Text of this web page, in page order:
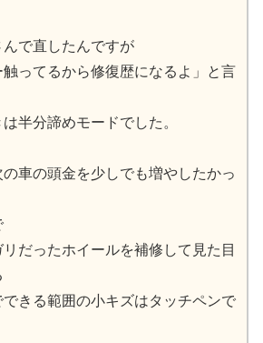
んで直したんですが
触ってるから修復歴になるよ」と言
半分諦めモードでした。
の車の頭金を少しでも増やしたかっ
リだったホイールを補修して見た目
できる範囲の小キズはタッチペンで